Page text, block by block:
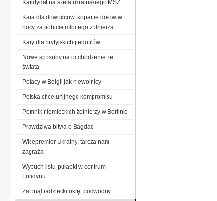
Kandydat na szefa ukraińskiego MSZ
Kara dla dowódców: kopanie dołów w
nocy za pobicie młodego żołnierza
Kary dla brytyjskich pedofilów
Nowe sposoby na odchodzenie ze
świata
Polacy w Belgii jak niewolnicy
Polska chce unijnego kompromisu
Pomnik niemieckich żołnierzy w Berlinie
Prawdziwa bitwa o Bagdad
Wicepremier Ukrainy: tarcza nam
zagraża
Wybuch listu-pułapki w centrum
Londynu
Zatonął radziecki okręt podwodny